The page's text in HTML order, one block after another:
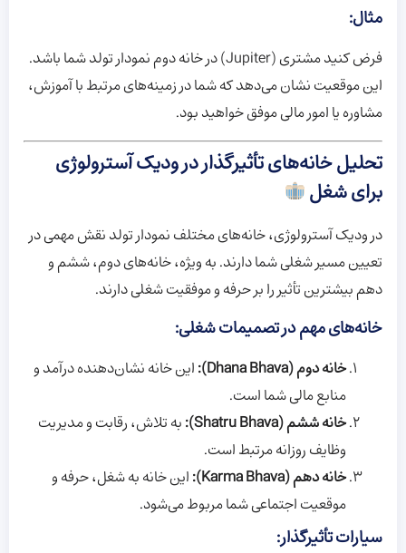
مثال:
فرض کنید مشتری (Jupiter) در خانه دوم نمودار تولد شما باشد.
این موقعیت نشان می‌دهد که شما در زمینه‌های مرتبط با آموزش،
مشاوره یا امور مالی موفق خواهید بود.
تحلیل خانه‌های تأثیرگذار در ودیک آسترولوژی
برای شغل
در ودیک آسترولوژی، خانه‌های مختلف نمودار تولد نقش مهمی در
تعیین مسیر شغلی شما دارند. به ویژه، خانه‌های دوم، ششم و
دهم بیشترین تأثیر را بر حرفه و موفقیت شغلی دارند.
خانه‌های مهم در تصمیمات شغلی:
خانه دوم (Dhana Bhava):
این خانه نشان‌دهنده درآمد و
منابع مالی شما است.
خانه ششم (Shatru Bhava):
به تلاش، رقابت و مدیریت
وظایف روزانه مرتبط است.
خانه دهم (Karma Bhava):
این خانه به شغل، حرفه و
موقعیت اجتماعی شما مربوط می‌شود.
سیارات تأثیرگذار: